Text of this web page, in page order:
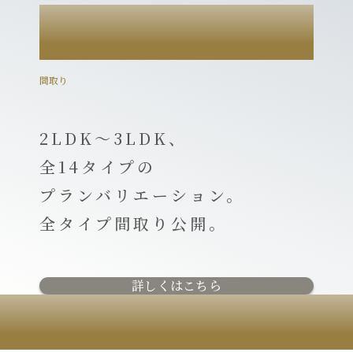
PLAN
間取り
2LDK～3LDK、
全14タイプの
プランバリエーション。
全タイプ間取り公開。
詳しくはこちら
MAP